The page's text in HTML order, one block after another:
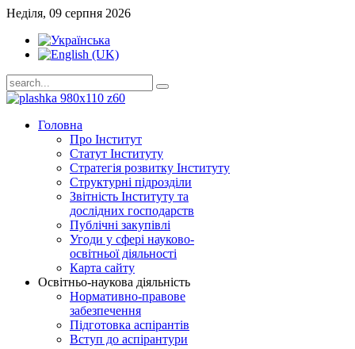
Неділя, 09 серпня 2026
Головна
Про Інститут
Статут Інституту
Стратегія розвитку Інституту
Структурні підрозділи
Звітність Інституту та
дослідних господарств
Публічні закупівлі
Угоди у сфері науково-
освітньої діяльності
Карта сайту
Освітньо-наукова діяльність
Нормативно-правове
забезпечення
Підготовка аспірантів
Вступ до аспірантури